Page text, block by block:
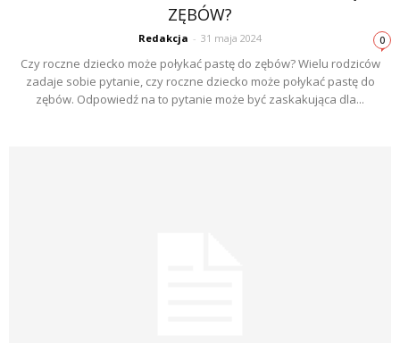
ZĘBÓW?
Redakcja - 31 maja 2024 0
Czy roczne dziecko może połykać pastę do zębów? Wielu rodziców
zadaje sobie pytanie, czy roczne dziecko może połykać pastę do
zębów. Odpowiedź na to pytanie może być zaskakująca dla...